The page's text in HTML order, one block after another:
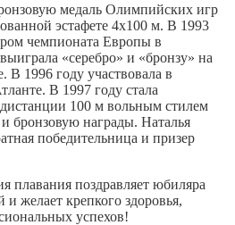
медаль Олимпийских игр
эстафете 4х100 м. В 1993
чемпионата Европы в
«серебро» и «бронзу» на
В 1996 году участвовала в
В 1997 году стала
100 м вольным стилем
бронзовую награды. Наталья
победительница и призер
плавания поздравляет юбиляра
и желает крепкого здоровья,
успехов!